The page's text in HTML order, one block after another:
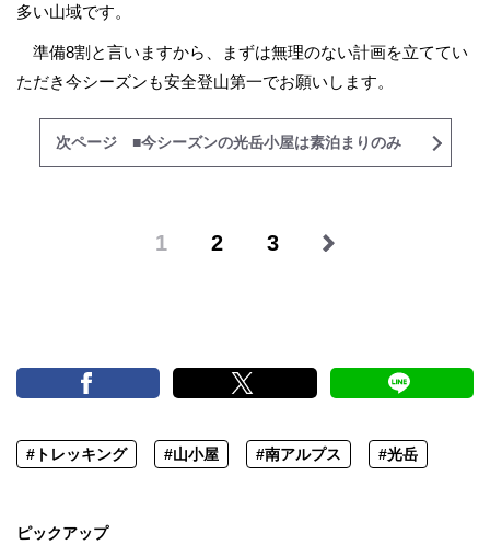
多い山域です。
準備8割と言いますから、まずは無理のない計画を立ててい
ただき今シーズンも安全登山第一でお願いします。
次ページ ■今シーズンの光岳小屋は素泊まりのみ
1 2 3
#トレッキング #山小屋 #南アルプス #光岳
ピックアップ